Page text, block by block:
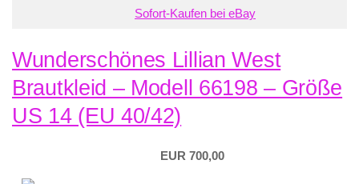
Sofort-Kaufen bei eBay
Wunderschönes Lillian West
Brautkleid – Modell 66198 – Größe
US 14 (EU 40/42)
EUR 700,00